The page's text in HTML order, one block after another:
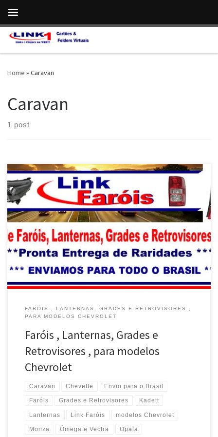
Skip to content
Home »Caravan
Caravan
1 post
Chevrolet Monza , Faróis , Lanternas , Grades e Retrovisores ,
Envio para o Brasil Chevrolet Chevette , Faróis , Lanternas ,
Grades e Retrovisores , Envio para o Brasil Chevrolet Kadett ,
Faróis , Lanternas , Grades e Retrovisores , Envio para o Brasil
Chevrolet Ômega , Faróis , […]
FARÓIS , LANTERNAS, GRADES E RETROVISORES ,
PARA MODELOS CHEVROLET
Faróis , Lanternas, Grades e
Retrovisores , para modelos
Chevrolet
Caravan Chevette Envio para o Brasil
Faróis Grades e Retrovisores Kadett
Lanternas Link Faróis modelos Chevrolet
Monza Ômega e Vectra Opala